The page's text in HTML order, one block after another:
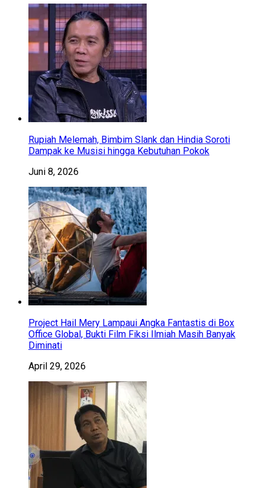
Rupiah Melemah, Bimbim Slank dan Hindia Soroti
Dampak ke Musisi hingga Kebutuhan Pokok
Juni 8, 2026
Project Hail Mery Lampaui Angka Fantastis di Box
Office Global, Bukti Film Fiksi Ilmiah Masih Banyak
Diminati
April 29, 2026